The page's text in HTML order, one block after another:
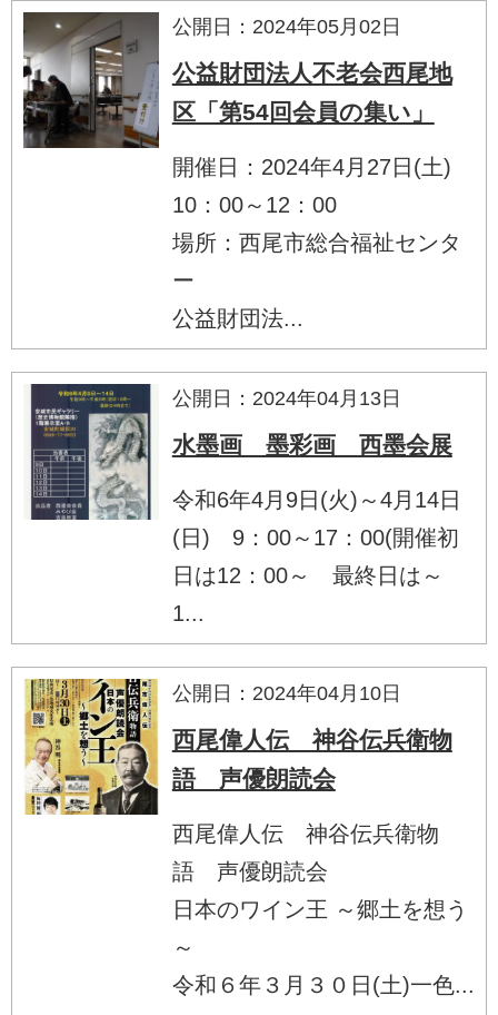
公開日：2024年05月02日
公益財団法人不老会西尾地
区「第54回会員の集い」
開催日：2024年4月27日(土)
10：00～12：00
場所：西尾市総合福祉センタ
ー
公益財団法...
公開日：2024年04月13日
水墨画 墨彩画 西墨会展
令和6年4月9日(火)～4月14日
(日) 9：00～17：00(開催初
日は12：00～ 最終日は～
1...
公開日：2024年04月10日
西尾偉人伝 神谷伝兵衛物
語 声優朗読会
西尾偉人伝 神谷伝兵衛物
語 声優朗読会
日本のワイン王 ～郷土を想う
～
令和６年３月３０日(土)一色...